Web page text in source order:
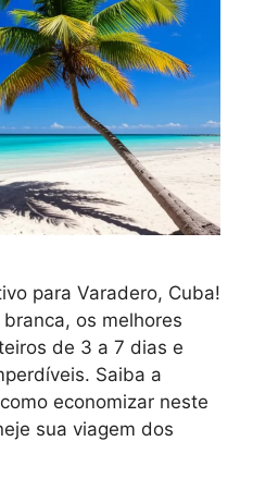
para Varadero, Cuba!
os melhores
de 3 a 7 dias e
Saiba a
economizar neste
sua viagem dos